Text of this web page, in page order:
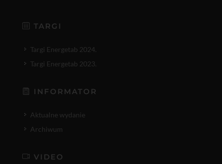
TARGI
Targi Energetab 2024.
Targi Energetab 2023.
INFORMATOR
Aktualne wydanie
Archiwum
VIDEO